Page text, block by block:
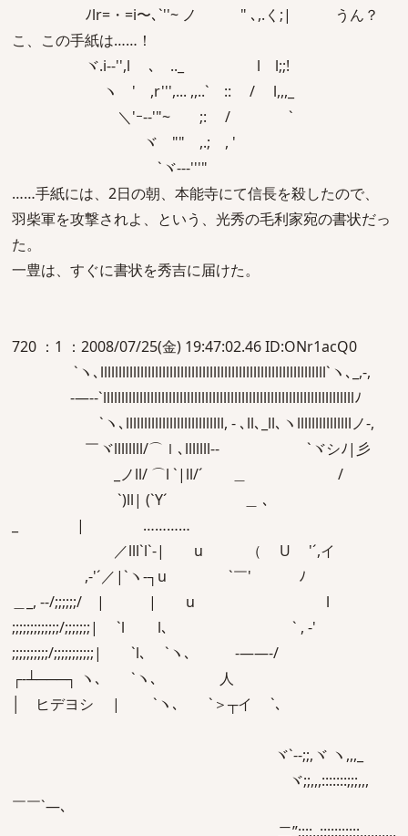
ﾉlr=・=i〜､`''~ ノ " ､,.く;| うん？
こ、この手紙は……！
ヾ.i-‐'',l ､￣.._ l l;;!
ヽ 'ゝ,r''',... ,,..` :: / l,,,_
＼'ｰ-‐'"~ ;: / ゝ`
ヾ "" ,.; , '
`ヾ---'''"
……手紙には、2日の朝、本能寺にて信長を殺したので、
羽柴軍を攻撃されよ、という、光秀の毛利家宛の書状だっ
た。
一豊は、すぐに書状を秀吉に届けた。
720 ：1 ：2008/07/25(金) 19:47:02.46 ID:ONr1acQ0
`ヽ､llllllllllllllllllllllllllllllllllllllllllllllllllllllllllllll`ヽ､_,-,
-―--`lllllllllllllllllllllllllllllllllllllllllllllllllllllllllllllllllllllﾉ
`ヽ､lllllllllllllllllllllllllll, - ､ll､_ll､ヽlllllllllllllllノ-,
￣ヾllllllll/⌒ｌ､lllllll-- `ヾシﾉ|彡
_ノll/ ⌒l `|ll/´ ＿ /
`)ll| (`Y´ ＿ ､
_ | …………
／lll`l`-| u （ U '´,イ
,-'´／|`ヽ-┐u `￣' ﾉ
＿_, -‐/;;;;;;/ | | u l
;;;;;;;;;;;;;/;;;;;;;| `l l､ ` , -'
;;;;;;;;;;/;;;;;;;;;;;| `l､ `ヽ､ -――-/
┌‐┴───┐ ヽ､ `ヽ､ 人
│ ヒデヨシ | `ヽ､ `＞┬イ `､
ヾ`‐-;;,ヾ ヽ,,,_
ヾ;;,,,:::::::;;;,,,
￣￣`―､
ゞ二”;;;;,,::::::;;;;;,,,,,,,,,,